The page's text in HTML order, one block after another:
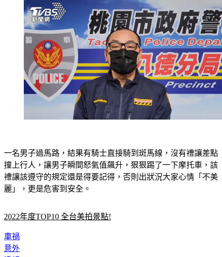
一名男子過馬路，結果有騎士直接騎到斑馬線，沒有禮讓差點
撞上行人，讓男子瞬間怒氣值飆升，狠狠踢了一下摩托車，該
禮讓該遵守的規定還是得要記得，否則出狀況大家心情「不美
麗」，更是危害到安全。
2022年度TOP10 全台美拍景點!
車禍
意外